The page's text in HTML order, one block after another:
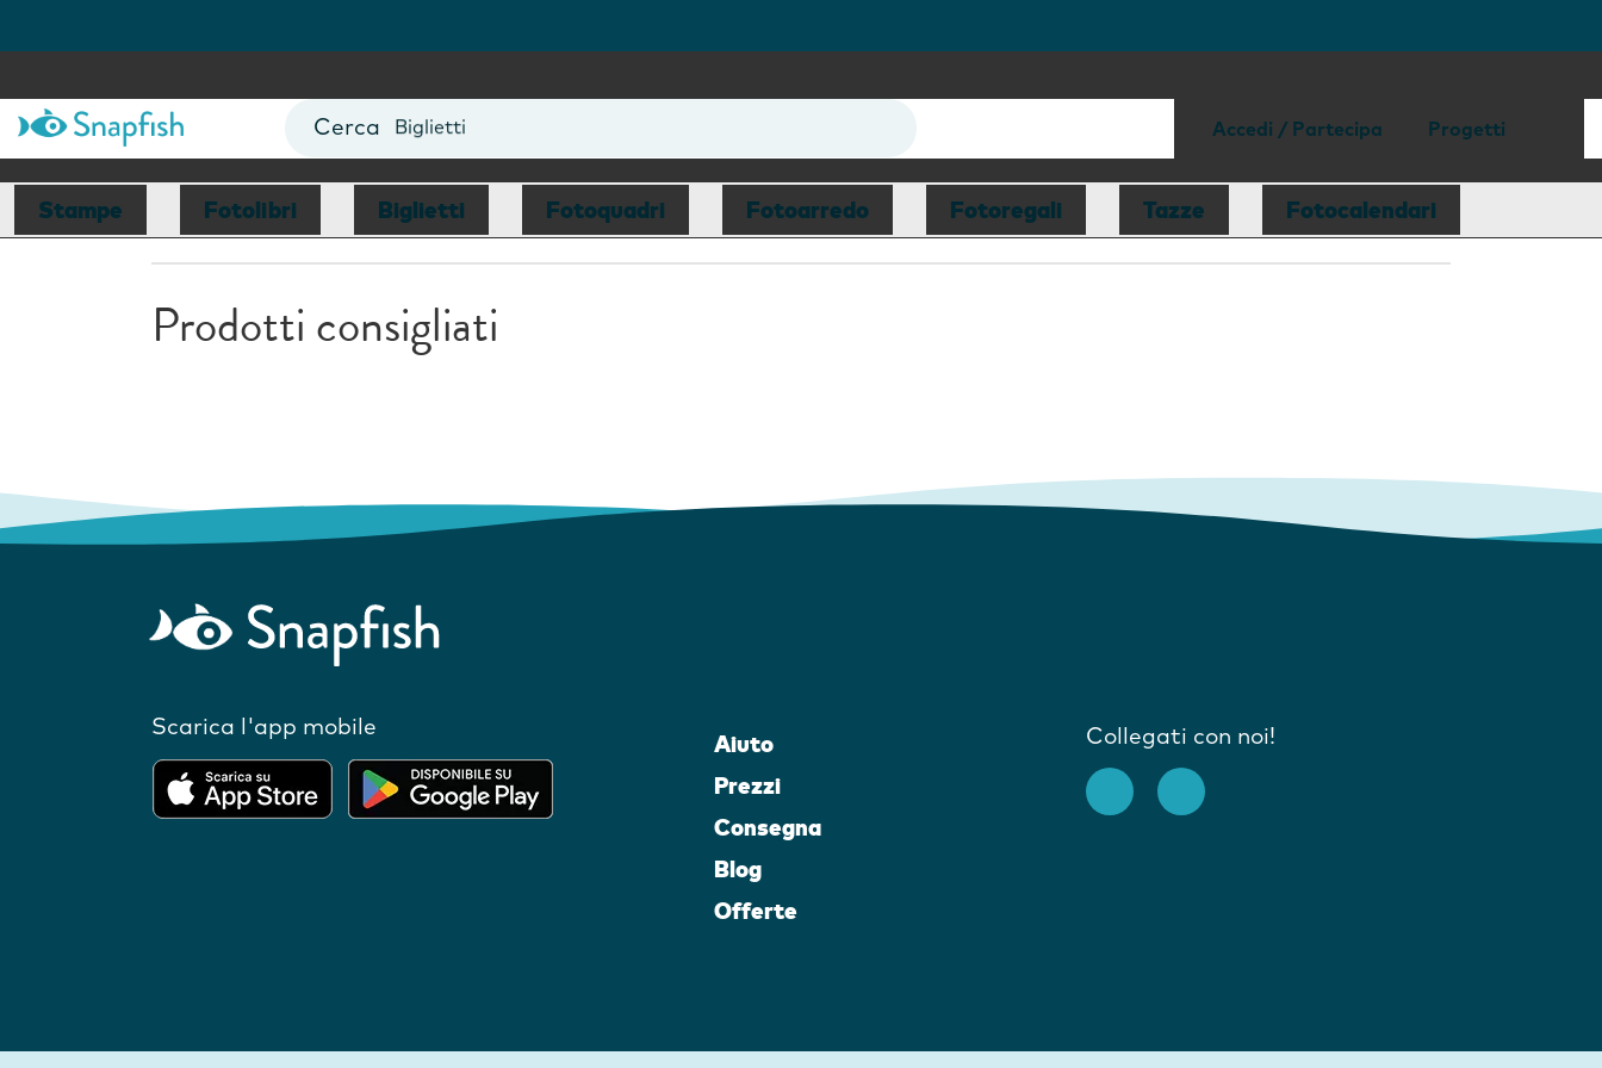
Fotolibri
Biglietti
Tazze
Fotocalendari
Accedi / Partecipa Progetti
Stampe Fotolibri Biglietti Fotoquadri Fotoarredo Fotoregali Tazze Fotocalendari
Prodotti consigliati
Scarica l'app mobile
Aiuto
Prezzi
Consegna
Blog
Offerte
Collegati con noi!